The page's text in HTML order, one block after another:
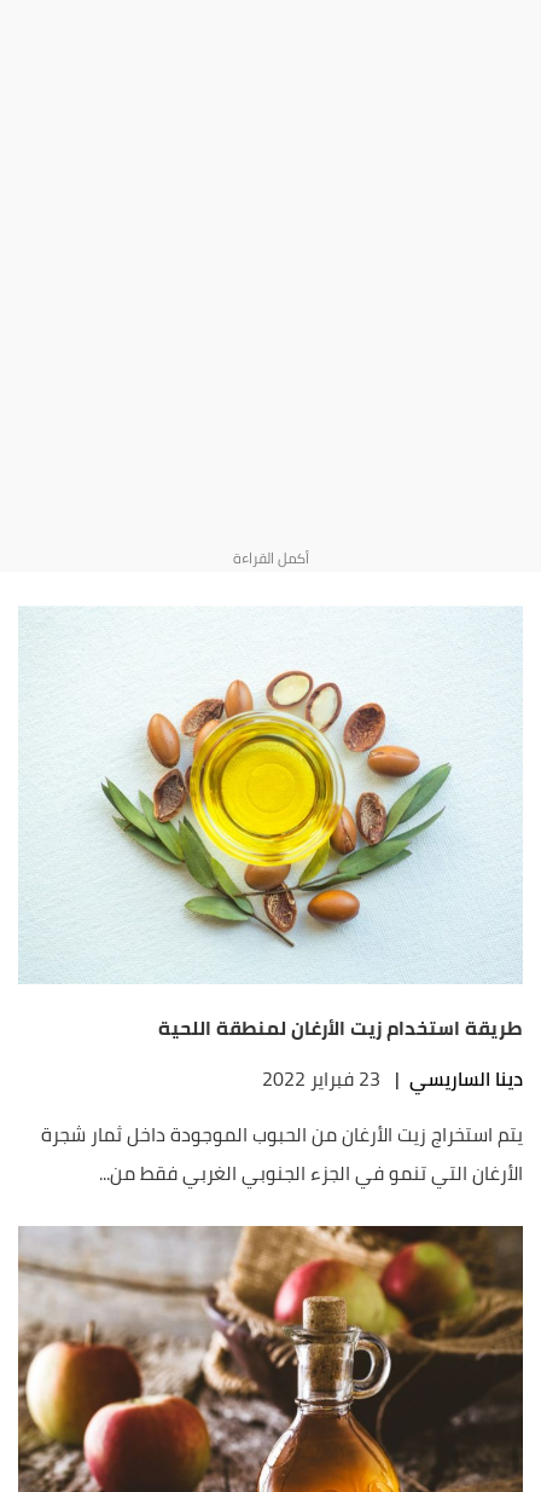
طريقة استخدام زيت الأرغان لمنطقة اللحية
دينا الساريسي | 23 فبراير 2022
يتم استخراج زيت الأرغان من الحبوب الموجودة داخل ثمار شجرة
الأرغان التي تنمو في الجزء الجنوبي الغربي فقط من...